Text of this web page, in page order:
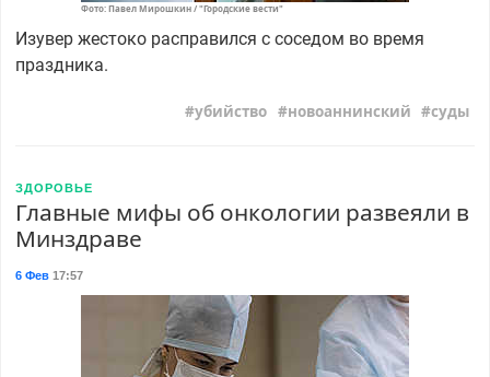
Фото: Павел Мирошкин / "Городские вести"
Изувер жестоко расправился с соседом во время
праздника.
убийство новоаннинский суды
ЗДОРОВЬЕ
Главные мифы об онкологии развеяли в
Минздраве
6 Фев17:57